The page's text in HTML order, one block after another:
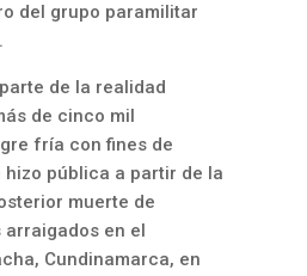
del grupo paramilitar
de la realidad
de cinco mil
fría con fines de
hizo pública a partir de la
muerte de
arraigados en el
Cundinamarca, en